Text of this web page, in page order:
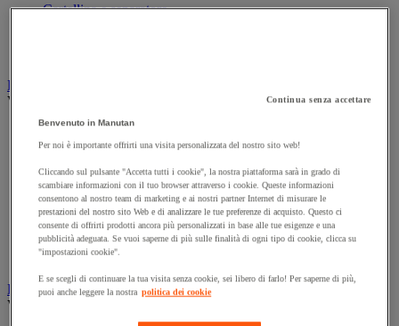
Cartellina e separatore
Decorazione
Vedi tutte le categorie
Cartina geografica
Cornice e sistema di fissaggio
Decorazione per feste
Orologio
Pellicola adesiva per vetro
Pianta artificiale da ufficio
Vetrina per esposizione
Elezione
Vedi tutte le categorie
Continua senza accettare
Benvenuto in Manutan
Per noi è importante offrirti una visita personalizzata del nostro sito web!
Cliccando sul pulsante "Accetta tutti i cookie", la nostra piattaforma sarà in grado di
scambiare informazioni con il tuo browser attraverso i cookie. Queste informazioni
consentono al nostro team di marketing e ai nostri partner Internet di misurare le
prestazioni del nostro sito Web e di analizzare le tue preferenze di acquisto. Questo ci
consente di offrirti prodotti ancora più personalizzati in base alle tue esigenze e una
pubblicità adeguata. Se vuoi saperne di più sulle finalità di ogni tipo di cookie, clicca su
"impostazioni cookie".
E se scegli di continuare la tua visita senza cookie, sei libero di farlo! Per saperne di più,
puoi anche leggere la nostra politica dei cookie